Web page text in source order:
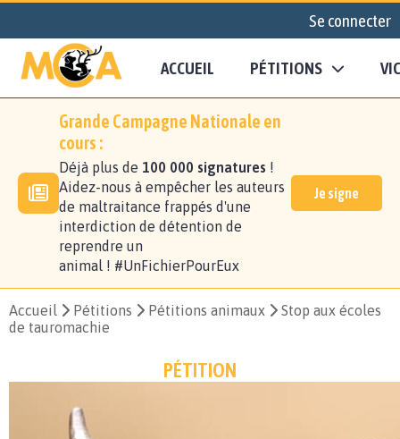
Se connecter
ACCUEIL PÉTITIONS
Grande Campagne Nationale en
cours :
Déjà plus de 100 000 signatures !
Aidez-nous à empêcher les auteurs
de maltraitance frappés d'une
interdiction de détention de
reprendre un
animal ! #UnFichierPourEux
Je signe
Accueil Pétitions Pétitions animaux
Stop aux écoles
de tauromachie
PÉTITION